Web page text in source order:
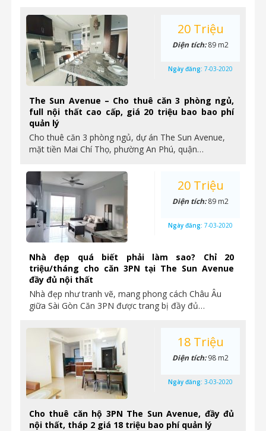
The Sun Avenue – Cho thuê căn 3 phòng ngủ,
full nội thất cao cấp, giá 20 triệu bao bao phí
quản lý
Cho thuê căn 3 phòng ngủ, dự án The Sun Avenue,
mặt tiền Mai Chí Thọ, phường An Phú, quận…
20 Triệu
Diện tích:89 m2
Ngày đăng: 7-03-2020
Nhà đẹp quá biết phải làm sao? Chỉ 20
triệu/tháng cho căn 3PN tại The Sun Avenue
đầy đủ nội thất
Nhà đẹp như tranh vẽ, mang phong cách Châu Âu
giữa Sài Gòn Căn 3PN được trang bị đầy đủ…
20 Triệu
Diện tích:89 m2
Ngày đăng: 7-03-2020
Cho thuê căn hộ 3PN The Sun Avenue, đầy đủ
nội thất, tháp 2 giá 18 triệu bao phí quản lý
18 Triệu
Diện tích:98 m2
Ngày đăng: 3-03-2020